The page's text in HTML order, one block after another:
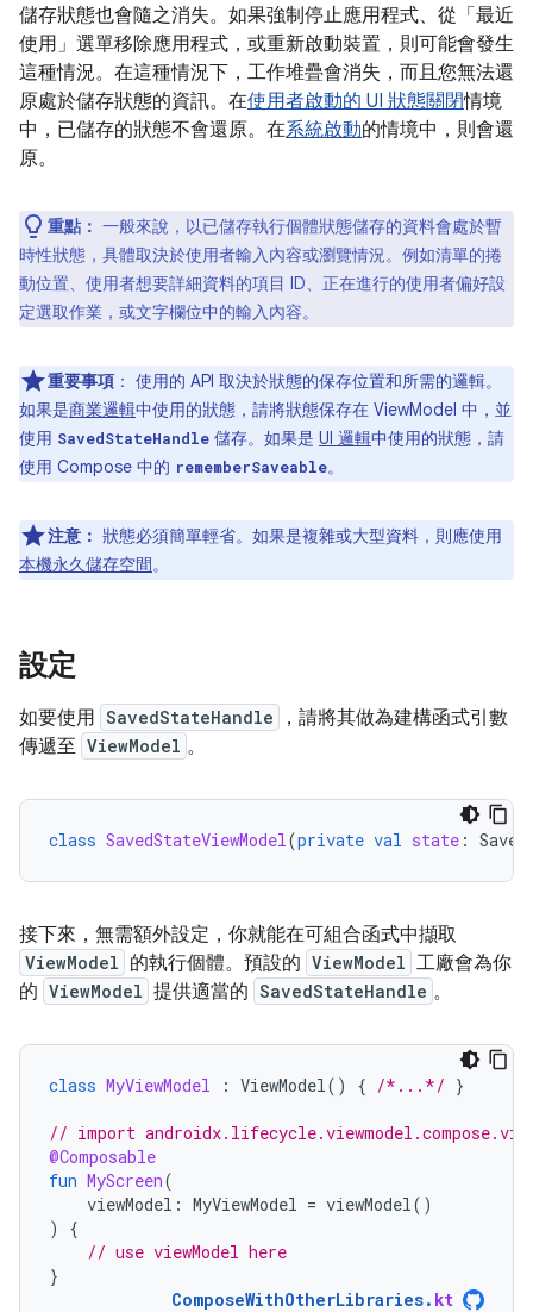
儲存狀態也會隨之消失。如果強制停止應用程式、從「最近
使用」選單移除應用程式，或重新啟動裝置，則可能會發生
這種情況。在這種情況下，工作堆疊會消失，而且您無法還
原處於儲存狀態的資訊。在使用者啟動的 UI 狀態關閉情境
中，已儲存的狀態不會還原。在系統啟動的情境中，則會還
原。
重點： 一般來說，以已儲存執行個體狀態儲存的資料會處於暫
時性狀態，具體取決於使用者輸入內容或瀏覽情況。例如清單的捲
動位置、使用者想要詳細資料的項目 ID、正在進行的使用者偏好設
定選取作業，或文字欄位中的輸入內容。
重要事項 ： 使用的 API 取決於狀態的保存位置和所需的邏輯。
如果是商業邏輯中使用的狀態，請將狀態保存在 ViewModel 中，並
使用 SavedStateHandle 儲存。如果是 UI 邏輯中使用的狀態，請
使用 Compose 中的 rememberSaveable。
注意： 狀態必須簡單輕省。如果是複雜或大型資料，則應使用
本機永久儲存空間。
設定
如要使用 SavedStateHandle
，請將其做為建構函式引數
傳遞至 ViewModel 。
class SavedStateViewModel(private val state :
接下來，無需額外設定，你就能在可組合函式中擷取
ViewModel 的執行個體。預設的 ViewModel 工廠會為你
的 ViewModel 提供適當的 SavedStateHandle 。
class MyViewModel : ViewModel() { /*...*/ }
// import
@Composable
fun MyScreen(
viewModel : MyViewModel = viewModel()
)
{
// use viewModel here
}
ComposeWithOtherLibraries. kt